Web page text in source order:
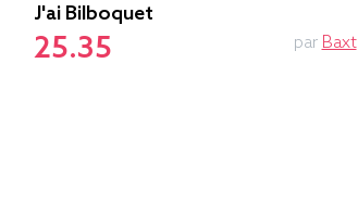
J'ai Bilboquet
25.35 par Baxt